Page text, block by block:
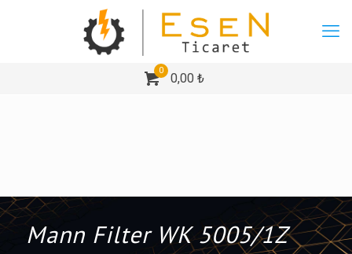
0
0,00 ₺
Mann Filter WK 5005/1Z